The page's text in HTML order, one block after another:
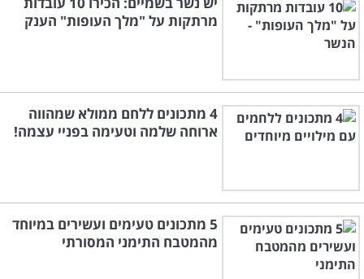
מרתקות על "מלך העופות" הענק
4 מתכונים ללחם ממולא שמהווה
ארוחה שלמה וטעימה בפניי עצמה!
5 מתכונים טעימים ועשירים במיוחד
מהמטבח התימני המסורתי